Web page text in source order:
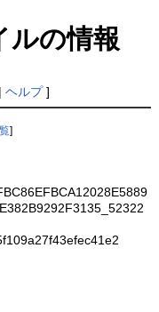
ルの情報
ヘルプ]